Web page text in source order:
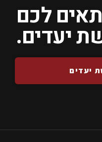
לכם
יעדים.
יעדים